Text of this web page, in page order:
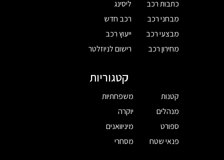
כתבות רכב
מבחני רכב
מבצעי רכב
מחירון רכב
ליסינג
רכב חדש
ייעוץ רכב
רישום לניוזלטר
קטגוריות
קטנות
מנהלים
ספורט
פנאי שטח
משפחתיות
יוקרה
מיניוואנים
מסחרי